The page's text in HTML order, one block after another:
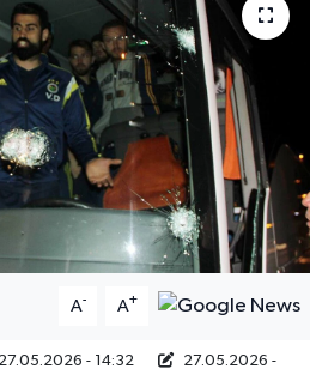
A- A+
27.05.2026 - 14:32
27.05.2026 -